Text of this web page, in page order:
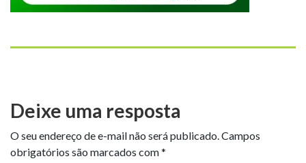
Deixe uma resposta
O seu endereço de e-mail não será publicado.Campos
obrigatórios são marcados com*